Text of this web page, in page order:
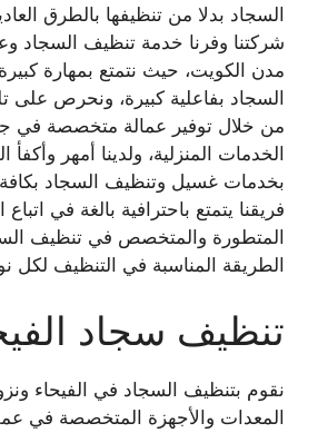
السجاد بدلا من تنظيفها بالطرق
شركتنا وفرنا خدمة تنظيف السجاد
مدن الكويت، حيث نتمتع بمهارة
السجاد بفاعلية كبيرة، ونحرص على
من خلال توفير عمالة متخصصة في
الخدمات المنزلية، ولدينا أمهر
بخدمات غسيل وتنظيف السجاد
فريقنا يتمتع باحترافية بالغة في
المتطورة والمتخصص في تنظيف
الطريقة المناسبة في التنظيف لكل
تنظيف سجاد
نقوم بتنظيف السجاد في الفيحاء
المعدات والأجهزة المتخصصة في